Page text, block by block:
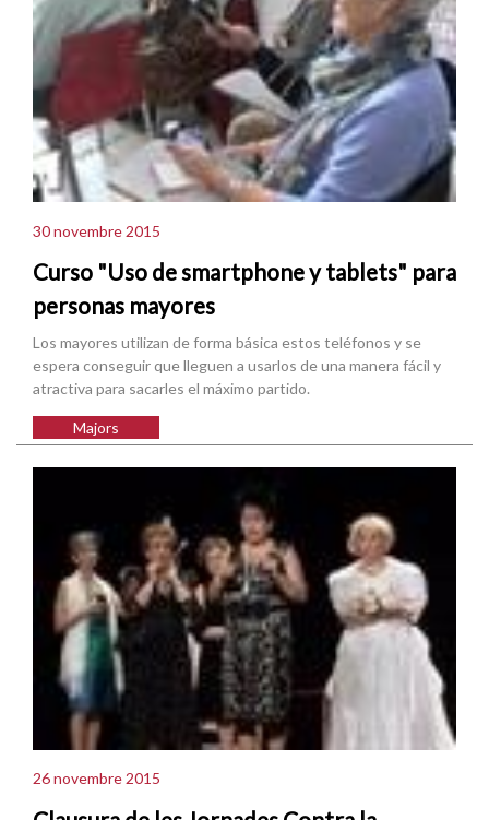
30 novembre 2015
Curso "Uso de smartphone y tablets" para
personas mayores
Los mayores utilizan de forma básica estos teléfonos y se
espera conseguir que lleguen a usarlos de una manera fácil y
atractiva para sacarles el máximo partido.
Majors
26 novembre 2015